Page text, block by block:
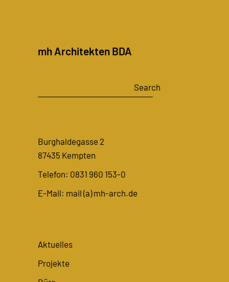
mh Architekten BDA
Search
Burghaldegasse 2
87435 Kempten
Telefon: 0831 960 153-0
E-Mail: mail (a) mh-arch.de
Aktuelles
Projekte